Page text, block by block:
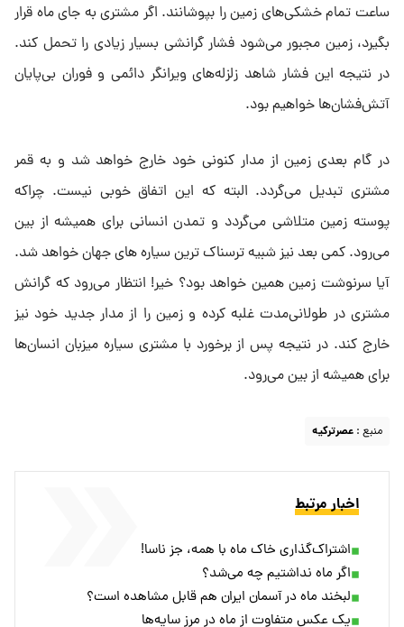
ساعت تمام خشکی‌های زمین را بپوشانند. اگر مشتری به جای ماه قرار
بگیرد، زمین مجبور می‌شود فشار گرانشی بسیار زیادی را تحمل کند.
در نتیجه این فشار شاهد زلزله‌های ویرانگر دائمی و فوران بی‌پایان
آتش‌فشان‌ها خواهیم بود.
در گام بعدی زمین از مدار کنونی خود خارج خواهد شد و به قمر
مشتری تبدیل می‌گردد. البته که این اتفاق خوبی نیست. چراکه
پوسته زمین متلاشی می‌گردد و تمدن انسانی برای همیشه از بین
می‌رود. کمی بعد نیز شبیه ترسناک ترین سیاره های جهان خواهد شد.
آیا سرنوشت زمین همین خواهد بود؟ خیر! انتظار می‌رود که گرانش
مشتری در طولانی‌مدت غلبه کرده و زمین را از مدار جدید خود نیز
خارج کند. در نتیجه پس از برخورد با مشتری سیاره میزبان انسان‌ها
برای همیشه از بین می‌رود.
منبع : عصرترکیه
اخبار مرتبط
اشتراک‌گذاری خاک ماه با همه، جز ناسا!
اگر ماه نداشتیم چه می‌شد؟
لبخند ماه در آسمان ایران هم قابل مشاهده است؟
یک عکس متفاوت از ماه در مرز سایه‌ها